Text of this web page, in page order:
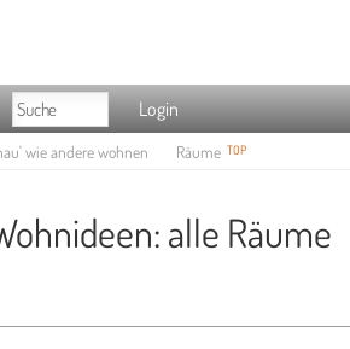
Login
wie andere wohnen Räume TOP
alle Räume